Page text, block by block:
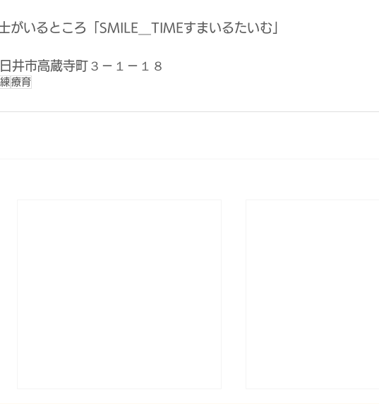
がいるところ「SMILE＿TIMEすまいるたいむ」
井市高蔵寺町３－１－１８
療育